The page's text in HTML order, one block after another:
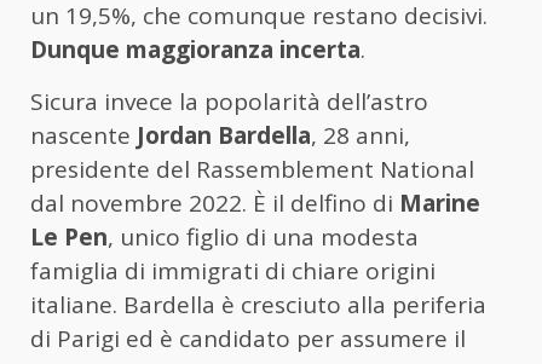
un 19,5%, che comunque restano decisivi.
Dunque maggioranza incerta.
Sicura invece la popolarità dell’astro
nascente Jordan Bardella, 28 anni,
presidente del Rassemblement National
dal novembre 2022. È il delfino di Marine
Le Pen, unico figlio di una modesta
famiglia di immigrati di chiare origini
italiane. Bardella è cresciuto alla periferia
di Parigi ed è candidato per assumere il